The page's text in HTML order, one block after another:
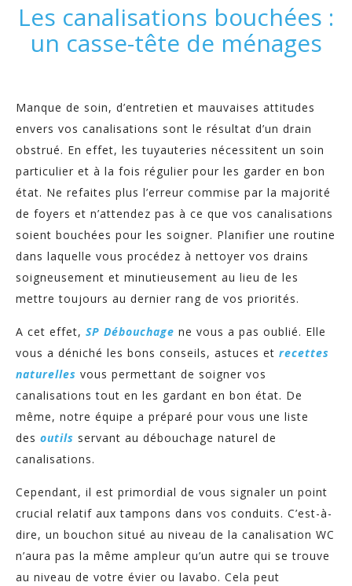
Les canalisations bouchées :
un casse-tête de ménages
Manque de soin, d’entretien et mauvaises attitudes
envers vos canalisations sont le résultat d’un drain
obstrué. En effet, les tuyauteries nécessitent un soin
particulier et à la fois régulier pour les garder en bon
état. Ne refaites plus l’erreur commise par la majorité
de foyers et n’attendez pas à ce que vos canalisations
soient bouchées pour les soigner. Planifier une routine
dans laquelle vous procédez à nettoyer vos drains
soigneusement et minutieusement au lieu de les
mettre toujours au dernier rang de vos priorités.
A cet effet, SP Débouchage ne vous a pas oublié. Elle
vous a déniché les bons conseils, astuces et recettes
naturelles vous permettant de soigner vos
canalisations tout en les gardant en bon état. De
même, notre équipe a préparé pour vous une liste
des outils servant au débouchage naturel de
canalisations.
Cependant, il est primordial de vous signaler un point
crucial relatif aux tampons dans vos conduits. C’est-à-
dire, un bouchon situé au niveau de la canalisation WC
n’aura pas la même ampleur qu’un autre qui se trouve
au niveau de votre évier ou lavabo. Cela peut